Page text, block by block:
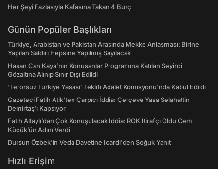
Her Şeyi Fazlasıyla Kafasına Takan 4 Burç
Günün Popüler Başlıkları
Türkiye, Arabistan ve Pakistan Arasında Mekke Anlaşması: Birine
Yapılan Saldırı Hepsine Yapılmış Sayılacak
Hasan Can Kaya’nın Konuşanlar Programına Katılan Seyirci
Gözaltına Alınıp Sınır Dışı Edildi
‘Terörsüz Türkiye Yasası’ Teklifi Adalet Komisyonu'nda Kabul Edildi
Gazeteci Fatih Atik'ten Çarpıcı İddia: Çerçeve Yasa Selahattin
Demirtaş'ı Kapsıyor
Fatih Altaylı’dan Çok Konuşulacak İddia: ROK İtirafçı Oldu Cem
Küçük’ün Adını Verdi
Dursun Özbek'in Veda Davetine Icardi'den Soğuk Yanıt
Hızlı Erişim